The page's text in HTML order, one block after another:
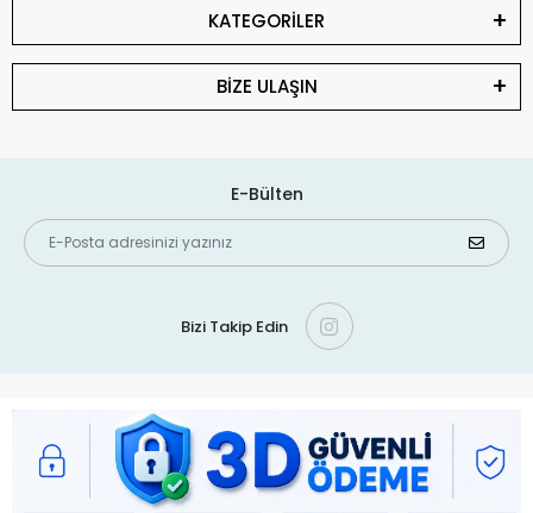
KATEGORİLER
BİZE ULAŞIN
E-Bülten
Bizi Takip Edin